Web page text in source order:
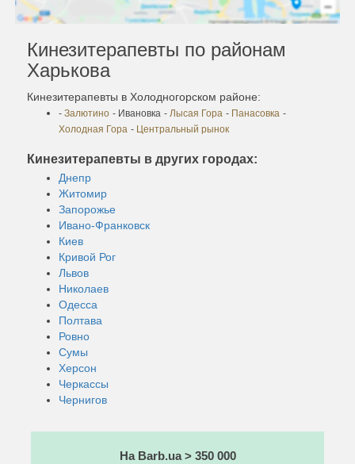
Кинезитерапевты по районам
Харькова
Кинезитерапевты в Холодногорском районе:
- Залютино - Ивановка - Лысая Гора - Панасовка -
Холодная Гора - Центральный рынок
Кинезитерапевты в других городах:
Днепр
Житомир
Запорожье
Ивано-Франковск
Киев
Кривой Рог
Львов
Николаев
Одесса
Полтава
Ровно
Сумы
Херсон
Черкассы
Чернигов
На Barb.ua > 350 000